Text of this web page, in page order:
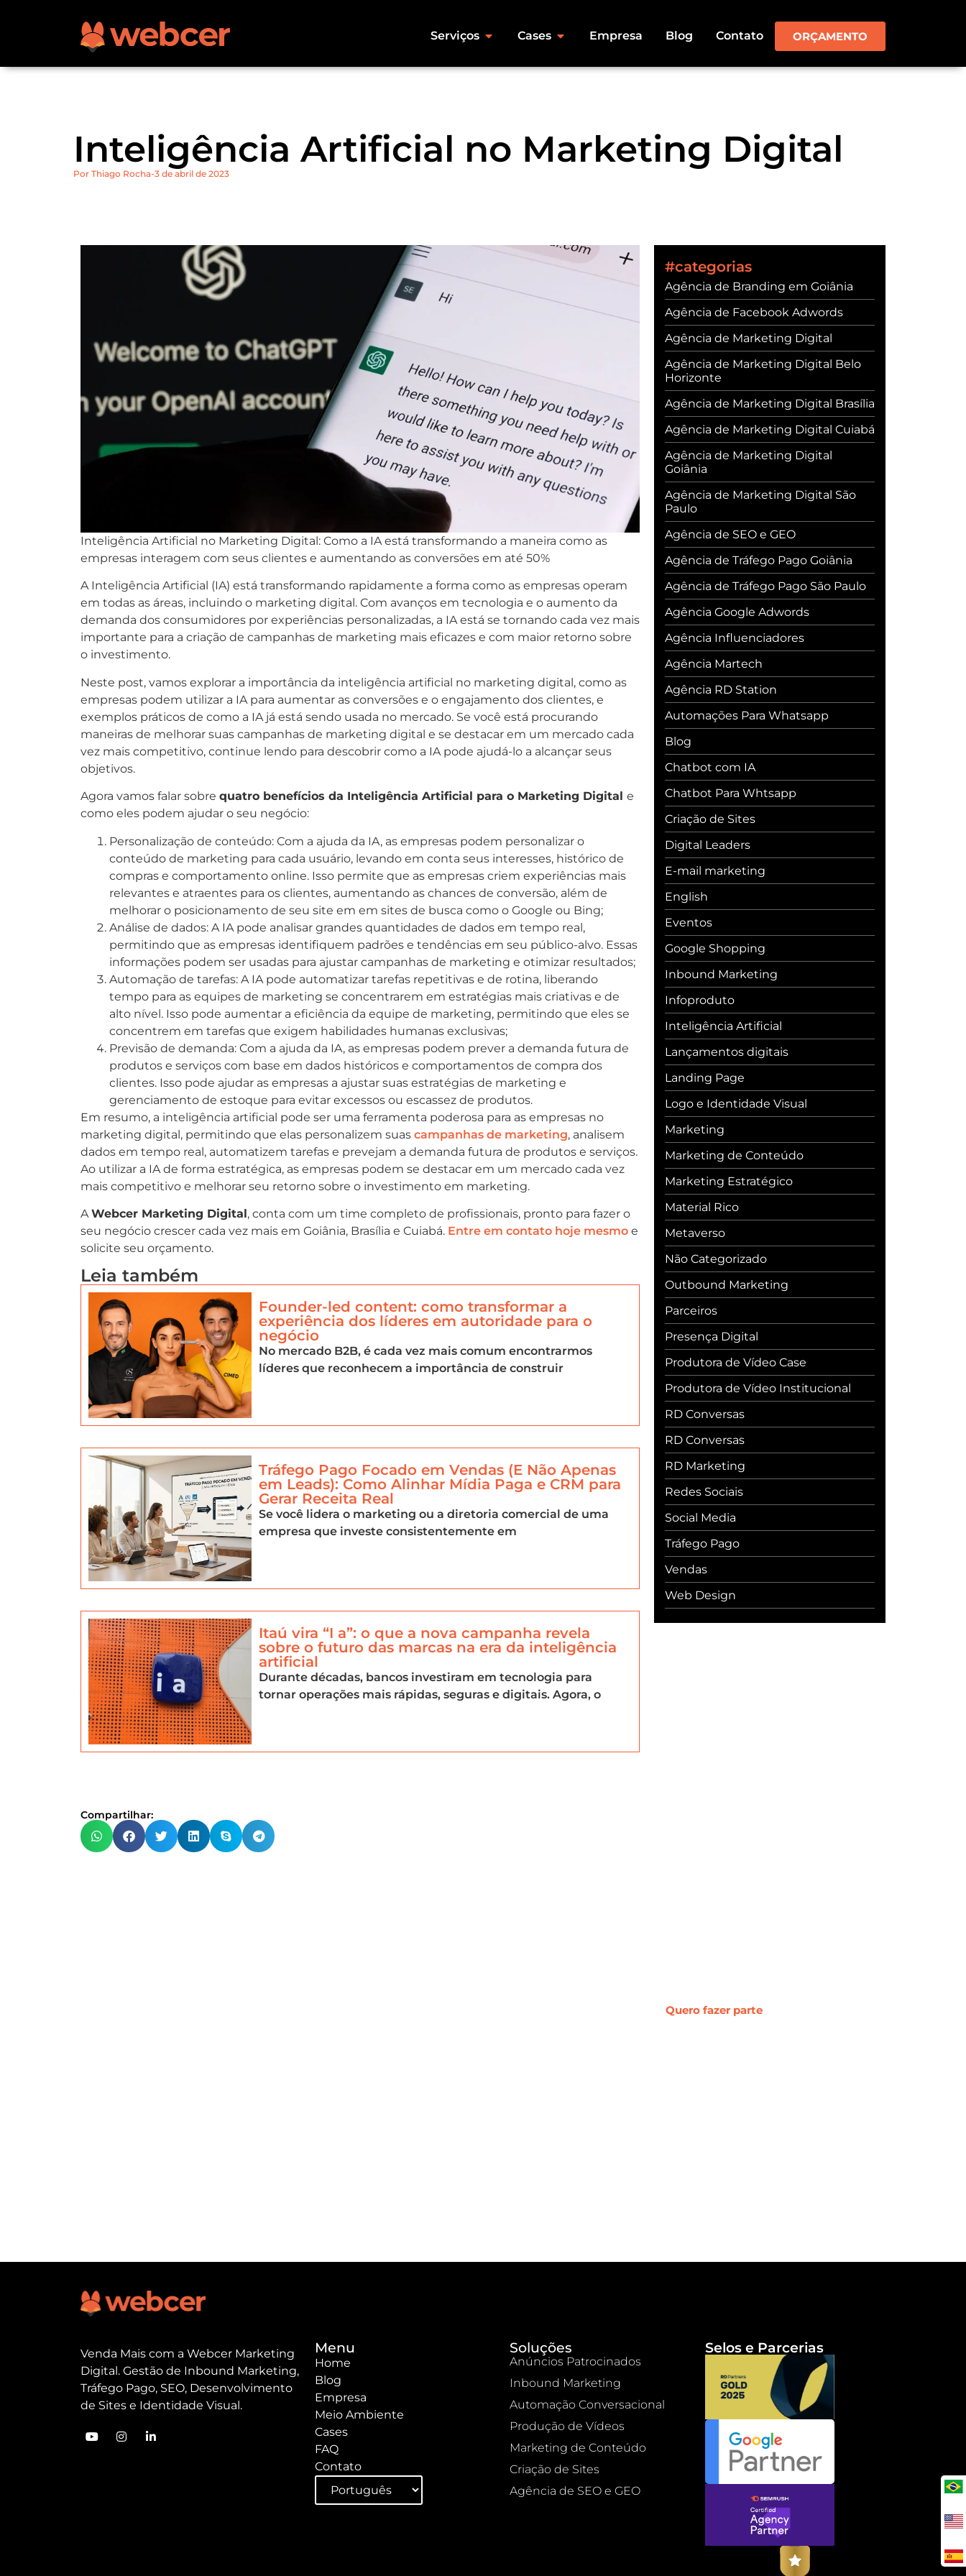
Serviços Cases Empresa Blog Contato ORÇAMENTO
Inteligência Artificial no Marketing Digital
Por Thiago Rocha 3 de abril de 2023
Inteligência Artificial no Marketing Digital: Como a IA está transformando a maneira como as
empresas interagem com seus clientes e aumentando as conversões em até 50%
A Inteligência Artificial (IA) está transformando rapidamente a forma como as empresas operam
em todas as áreas, incluindo o marketing digital. Com avanços em tecnologia e o aumento da
demanda dos consumidores por experiências personalizadas, a IA está se tornando cada vez mais
importante para a criação de campanhas de marketing mais eficazes e com maior retorno sobre
o investimento.
Neste post, vamos explorar a importância da inteligência artificial no marketing digital, como as
empresas podem utilizar a IA para aumentar as conversões e o engajamento dos clientes, e
exemplos práticos de como a IA já está sendo usada no mercado. Se você está procurando
maneiras de melhorar suas campanhas de marketing digital e se destacar em um mercado cada
vez mais competitivo, continue lendo para descobrir como a IA pode ajudá-lo a alcançar seus
objetivos.
Agora vamos falar sobre quatro benefícios da Inteligência Artificial para o Marketing Digital e
como eles podem ajudar o seu negócio:
Personalização de conteúdo: Com a ajuda da IA, as empresas podem personalizar o
conteúdo de marketing para cada usuário, levando em conta seus interesses, histórico de
compras e comportamento online. Isso permite que as empresas criem experiências mais
relevantes e atraentes para os clientes, aumentando as chances de conversão, além de
melhorar o posicionamento de seu site em em sites de busca como o Google ou Bing;
Análise de dados: A IA pode analisar grandes quantidades de dados em tempo real,
permitindo que as empresas identifiquem padrões e tendências em seu público-alvo. Essas
informações podem ser usadas para ajustar campanhas de marketing e otimizar resultados;
Automação de tarefas: A IA pode automatizar tarefas repetitivas e de rotina, liberando
tempo para as equipes de marketing se concentrarem em estratégias mais criativas e de
alto nível. Isso pode aumentar a eficiência da equipe de marketing, permitindo que eles se
concentrem em tarefas que exigem habilidades humanas exclusivas;
Previsão de demanda: Com a ajuda da IA, as empresas podem prever a demanda futura de
produtos e serviços com base em dados históricos e comportamentos de compra dos
clientes. Isso pode ajudar as empresas a ajustar suas estratégias de marketing e
gerenciamento de estoque para evitar excessos ou escassez de produtos.
Em resumo, a inteligência artificial pode ser uma ferramenta poderosa para as empresas no
marketing digital, permitindo que elas personalizem suas campanhas de marketing, analisem
dados em tempo real, automatizem tarefas e prevejam a demanda futura de produtos e serviços.
Ao utilizar a IA de forma estratégica, as empresas podem se destacar em um mercado cada vez
mais competitivo e melhorar seu retorno sobre o investimento em marketing.
AWebcer Marketing Digital, conta com um time completo de profissionais, pronto para fazer o
seu negócio crescer cada vez mais em Goiânia, Brasília e Cuiabá. Entre em contato hoje mesmo e
solicite seu orçamento.
Leia também
Founder-led content: como transformar a
experiência dos líderes em autoridade para o
negócio
No mercado B2B, é cada vez mais comum encontrarmos
líderes que reconhecem a importância de construir
Tráfego Pago Focado em Vendas (E Não Apenas
em Leads): Como Alinhar Mídia Paga e CRM para
Gerar Receita Real
Se você lidera o marketing ou a diretoria comercial de uma
empresa que investe consistentemente em
Itaú vira “I a”: o que a nova campanha revela
sobre o futuro das marcas na era da inteligência
artificial
Durante décadas, bancos investiram em tecnologia para
tornar operações mais rápidas, seguras e digitais. Agora, o
Compartilhar:
#categorias
Agência de Branding em Goiânia
Agência de Facebook Adwords
Agência de Marketing Digital
Agência de Marketing Digital Belo
Horizonte
Agência de Marketing Digital Brasília
Agência de Marketing Digital Cuiabá
Agência de Marketing Digital
Goiânia
Agência de Marketing Digital São
Paulo
Agência de SEO e GEO
Agência de Tráfego Pago Goiânia
Agência de Tráfego Pago São Paulo
Agência Google Adwords
Agência Influenciadores
Agência Martech
Agência RD Station
Automações Para Whatsapp
Blog
Chatbot com IA
Chatbot Para Whtsapp
Criação de Sites
Digital Leaders
E-mail marketing
English
Eventos
Google Shopping
Inbound Marketing
Infoproduto
Inteligência Artificial
Lançamentos digitais
Landing Page
Logo e Identidade Visual
Marketing
Marketing de Conteúdo
Marketing Estratégico
Material Rico
Metaverso
Não Categorizado
Outbound Marketing
Parceiros
Presença Digital
Produtora de Vídeo Case
Produtora de Vídeo Institucional
RD Conversas
RD Conversas
RD Marketing
Redes Sociais
Social Media
Tráfego Pago
Vendas
Web Design
Quero fazer parte
Venda Mais com a Webcer Marketing
Digital. Gestão de Inbound Marketing,
Tráfego Pago, SEO, Desenvolvimento
de Sites e Identidade Visual.
Menu
Home
Blog
Empresa
Meio Ambiente
Cases
FAQ
Contato
Soluções
Anúncios Patrocinados
Inbound Marketing
Automação Conversacional
Produção de Vídeos
Marketing de Conteúdo
Criação de Sites
Agência de SEO e GEO
Selos e Parcerias